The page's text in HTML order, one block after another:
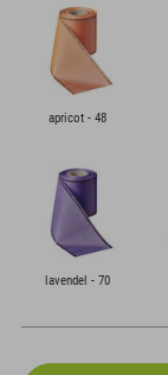
apricot - 48
lavendel - 70